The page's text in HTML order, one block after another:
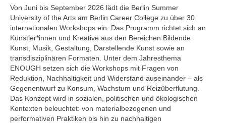
Von Juni bis September 2026 lädt die Berlin Summer
University of the Arts am Berlin Career College zu über 30
internationalen Workshops ein. Das Programm richtet sich an
Künstler*innen und Kreative aus den Bereichen Bildende
Kunst, Musik, Gestaltung, Darstellende Kunst sowie an
transdisziplinären Formaten. Unter dem Jahresthema
ENOUGH setzen sich die Workshops mit Fragen von
Reduktion, Nachhaltigkeit und Widerstand auseinander – als
Gegenentwurf zu Konsum, Wachstum und Reizüberflutung.
Das Konzept wird in sozialen, politischen und ökologischen
Kontexten beleuchtet: von materialbezogenen und
performativen Praktiken bis hin zu nachhaltigen